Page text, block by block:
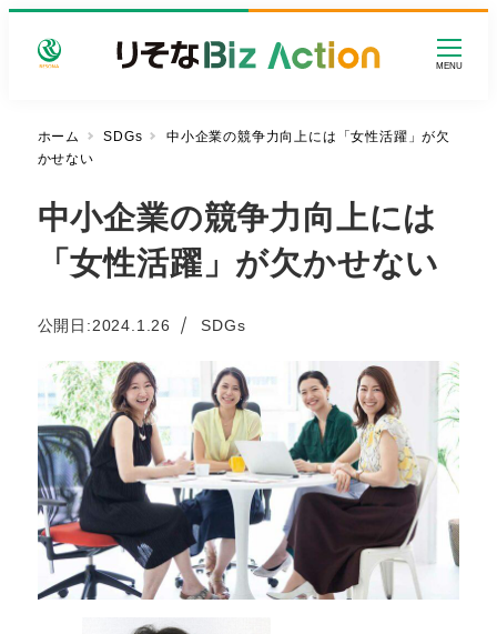
MENU
ホーム SDGs
中小企業の競争力向上には「女性活躍」が欠
かせない
中小企業の競争力向上には
「女性活躍」が欠かせない
公開日:
投稿日
2024.1.26 カテゴリー
SDGs